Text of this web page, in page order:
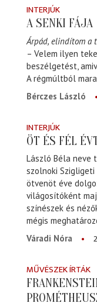
INTERJÚK
A SENKI FÁJA
Árpád, elindítom a
– Velem ilyen
beszélgetést,
A régmúltból
Bérczes László
INTERJÚK
ÖT ÉS FÉL
László Béla neve
szolnoki
ötvenöt éve
világosítóként
színészek és
mégis
Váradi Nóra
MŰVÉSZEK ÍRTÁK